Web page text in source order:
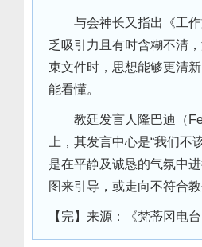
与会神长又指出《工作
乏吸引力且有时含糊不清
束文件时，思想能够更清
能看懂。
教廷发言人隆巴迪（
上，其发言中心是“我们
是在平静及诚恳的气氛中
图来引导，或走向不符合
【完】来源：《梵蒂冈电